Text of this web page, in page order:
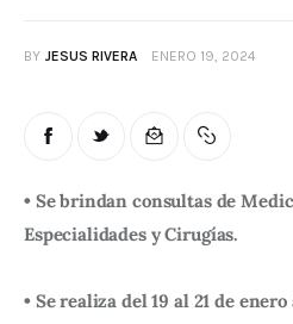
BY JESUS RIVERA ENERO 19, 2024
• Se brindan consultas de
Especialidades y Cirugías.
• Se realiza del 19 al 21 de